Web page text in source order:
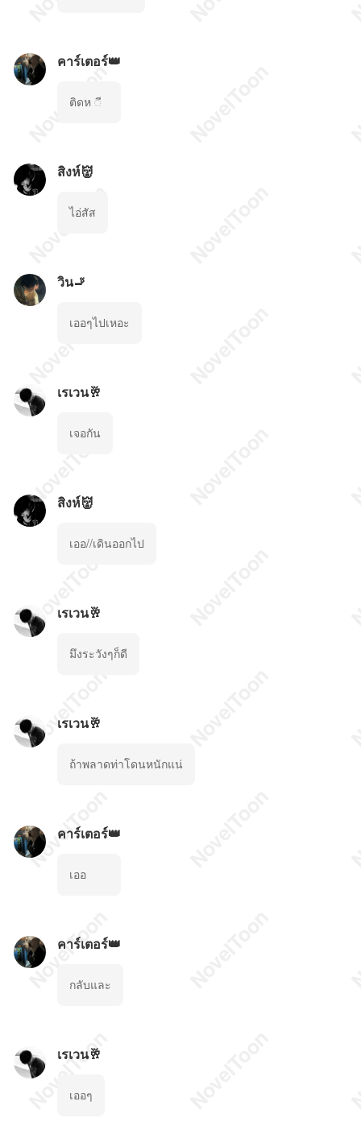
คาร์เตอร์👑
ติดห ◌ี
สิงห์👹
ไอ่สัส
วิน🚬
เออๆไปเหอะ
เรเวน🥂
เจอกัน
สิงห์👹
เออ//เดินออกไป
เรเวน🥂
มึงระวังๆก็ดี
เรเวน🥂
ถ้าพลาดท่าโดนหนักแน่
คาร์เตอร์👑
เออ
คาร์เตอร์👑
กลับและ
เรเวน🥂
เออๆ